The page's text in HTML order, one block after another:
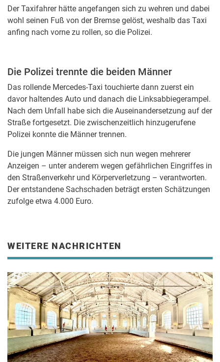
Der Taxifahrer hätte angefangen sich zu wehren und dabei
wohl seinen Fuß von der Bremse gelöst, weshalb das Taxi
anfing nach vorne zu rollen, so die Polizei.
Die Polizei trennte die beiden Männer
Das rollende Mercedes-Taxi touchierte dann zuerst ein
davor haltendes Auto und danach die Linksabbiegerampel.
Nach dem Unfall habe sich die Auseinandersetzung auf der
Straße fortgesetzt. Die zwischenzeitlich hinzugerufene
Polizei konnte die Männer trennen.
Die jungen Männer müssen sich nun wegen mehrerer
Anzeigen – unter anderem wegen gefährlichen Eingriffes in
den Straßenverkehr und Körperverletzung – verantworten.
Der entstandene Sachschaden beträgt ersten Schätzungen
zufolge etwa 4.000 Euro.
WEITERE NACHRICHTEN